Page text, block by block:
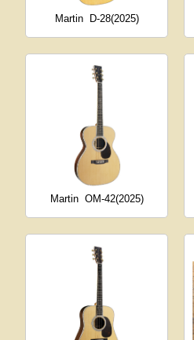
Martin D-28(2025)
Martin OM-42(2025)